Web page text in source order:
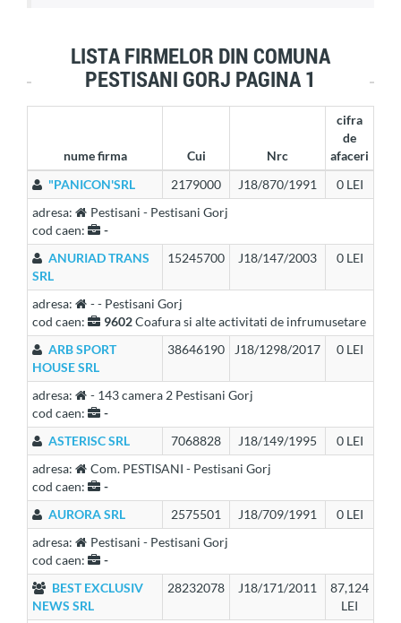
LISTA FIRMELOR DIN COMUNA
PESTISANI GORJ PAGINA 1
nume firma Cui Nrc
cifra
de
afaceri
"PANICON'SRL
2179000 J18/870/1991
0 LEI
adresa:
Pestisani - Pestisani Gorj
cod caen:
-
ANURIAD TRANS
SRL
15245700 J18/147/2003 0 LEI
adresa:
- - Pestisani Gorj
cod caen:
9602Coafura si alte activitati de infrumusetare
ARB SPORT
HOUSE SRL
38646190 J18/1298/2017 0 LEI
adresa:
- 143 camera 2 Pestisani Gorj
cod caen:
-
ASTERISC SRL
7068828 J18/149/1995
0 LEI
adresa:
Com. PESTISANI - Pestisani Gorj
cod caen:
-
AURORA SRL
2575501 J18/709/1991
0 LEI
adresa:
Pestisani - Pestisani Gorj
cod caen:
-
BEST EXCLUSIV
NEWS SRL
28232078 J18/171/2011
87,124
LEI